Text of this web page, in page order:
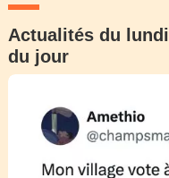
Actualités du
du jour